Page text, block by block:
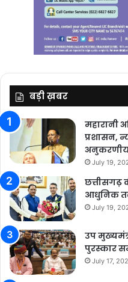
बड़ी ख़बर
महारानी
प्रशासन,
July 19,
छत्तीसगढ़
आधुनिक
July 19,
उप
पुरस्कार
July 17,